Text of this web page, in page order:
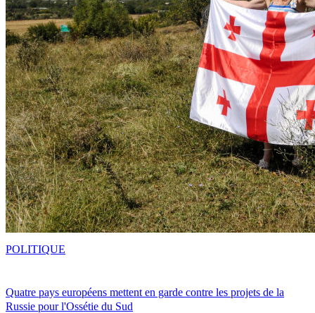
Quatre pays européens mettent en garde contre les projets de la
Russie pour l'Ossétie du Sud
POLITIQUE